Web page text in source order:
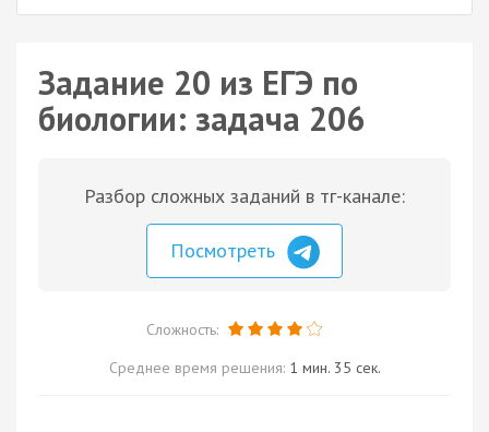
Задание 20 из ЕГЭ по
биологии: задача 206
Разбор сложных заданий в тг-канале:
Посмотреть
Сложность:
Среднее время решения: 1 мин. 35 сек.